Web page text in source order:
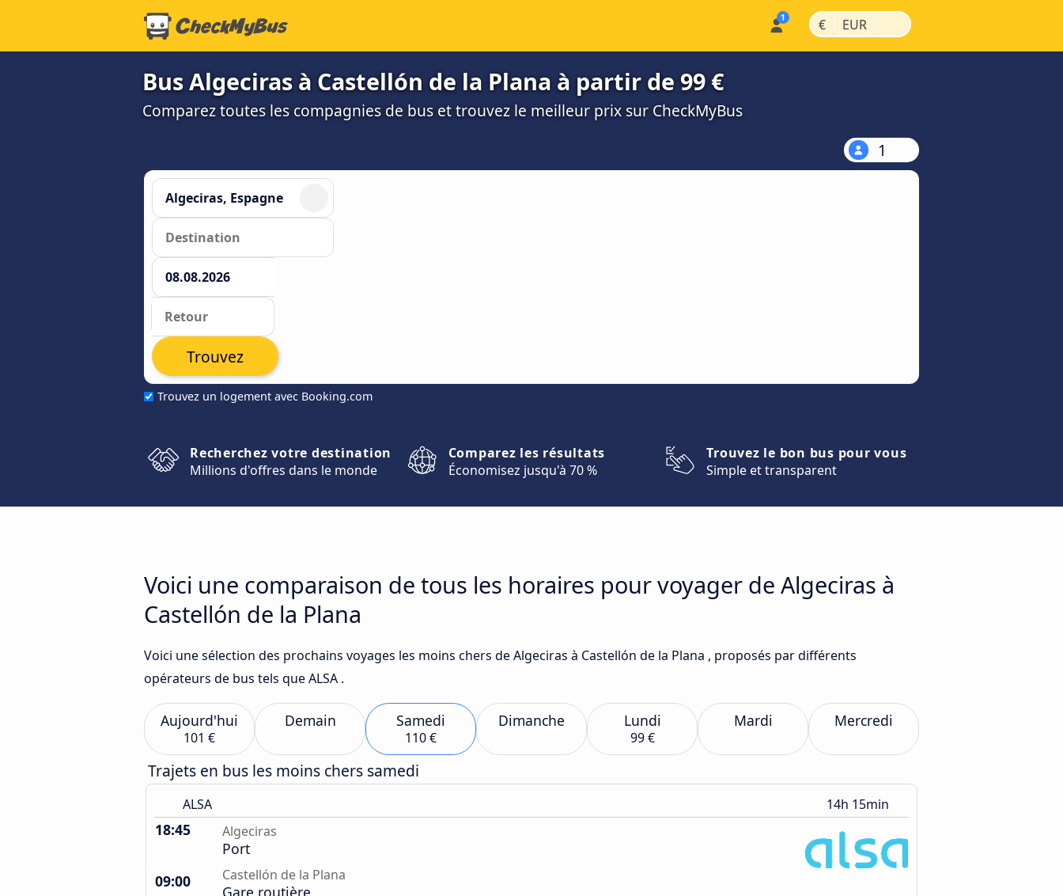
€ | EUR |
Bus Algeciras à Castellón de la Plana à partir de 99 €
Comparez toutes les compagnies de bus et trouvez le meilleur prix sur CheckMyBus
1
Trouvez un logement avec Booking.com
Trouvez
Recherchez votre destination
Millions d'offres dans le monde
Comparez les résultats
Économisez jusqu'à 70 %
Trouvez le bon bus pour vous
Simple et transparent
Voici une comparaison de tous les horaires pour voyager de Algeciras à
Castellón de la Plana
Voici une sélection des prochains voyages les moins chers de Algeciras à Castellón de la Plana , proposés par différents
opérateurs de bus tels que ALSA .
Aujourd'hui
101 €
Demain Samedi
110 €
Dimanche Lundi
99 €
Mardi Mercredi
Trajets en bus les moins chers samedi
ALSA 14h 15min
18:45 Algeciras
Port
09:00
Castellón de la Plana
Gare routière